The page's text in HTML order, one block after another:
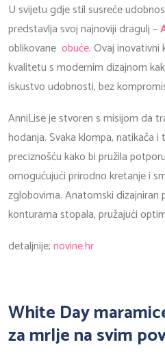
U svijetu gdje stil susreće
predstavlja svoj najnoviji dragulj –
oblikovane obuće. Ovaj inovativni
kvalitetu s modernim dizajnom
iskustvo udobnosti, bez
AnniLise je stvoren s misijom da
hodanja. Svaka klompa, natikača i
preciznošću kako bi pružila
omogućujući prirodno kretanje i
zglobovima. Anatomski
konturama stopala, pružajući
detaljnije;novine.hr
White Day
za mrlje na svim